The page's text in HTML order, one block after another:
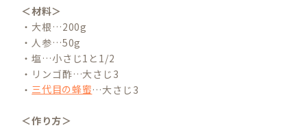
＜材料＞
・大根…200g
・人参…50g
・塩…小さじ1と1/2
・リンゴ酢…大さじ3
・ 三代目の蜂蜜…大さじ3
＜作り方＞